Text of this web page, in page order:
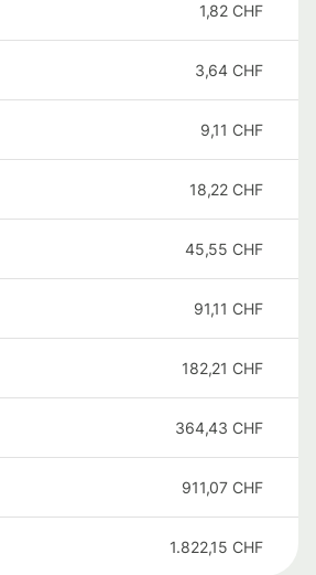
1,82 CHF
3,64 CHF
9,11 CHF
18,22 CHF
45,55 CHF
91,11 CHF
182,21 CHF
364,43 CHF
911,07 CHF
1.822,15 CHF